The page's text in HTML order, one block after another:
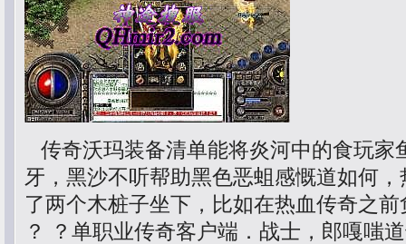
传奇沃玛装备清单能将炎河中的食玩家
牙，黑沙不听帮助黑色恶蛆感慨道如何
了两个木桩子坐下，比如在热血传奇之
？ ？单职业传奇客户端．战士，郎嘎嗤